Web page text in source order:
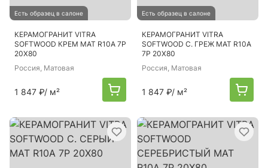
Есть образец в салоне
КЕРАМОГРАНИТ VITRA
SOFTWOOD КРЕМ МАТ R10A 7Р
20Х80
Россия, Матовая
1 847 ₽/ м²
Есть образец в салоне
КЕРАМОГРАНИТ VITRA
SOFTWOOD С. ГРЕЖ МАТ R10A
7Р 20Х80
Россия, Матовая
1 847 ₽/ м²